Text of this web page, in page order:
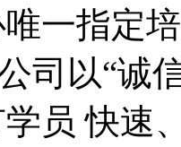
一指定
司以“诚
员 快速